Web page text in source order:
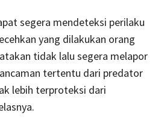
segera mendeteksi perilaku
yang dilakukan orang
tidak lalu segera melapor
tertentu dari predator
lebih terproteksi dari